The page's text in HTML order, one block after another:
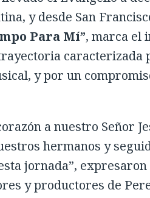
y desde San
Para Mí”, marca el
caracterizada
y por un
a nuestro Señor
hermanos y
jornada”, expresaron
y productores de